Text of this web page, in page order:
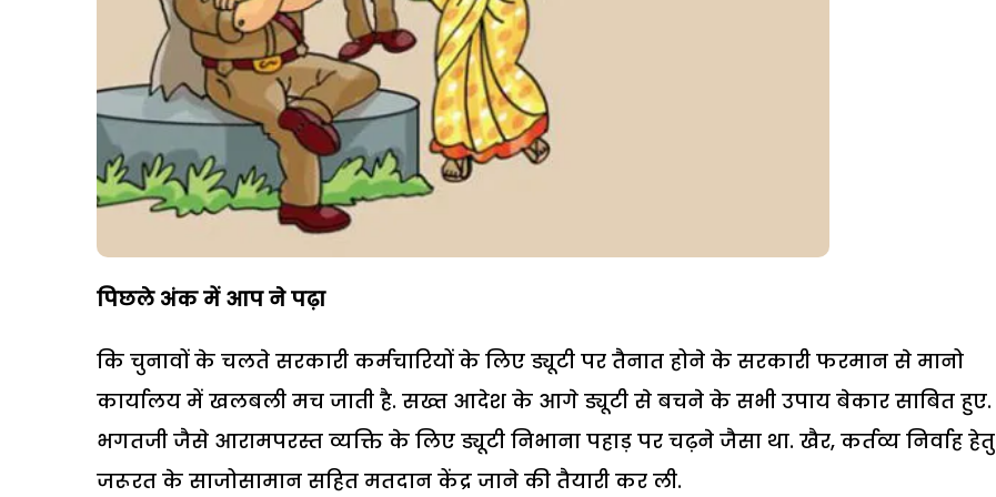
पिछले अंक में आप ने पढ़ा
कि चुनावों के चलते सरकारी कर्मचारियों के लिए ड्यूटी पर तैनात होने के सरकारी फरमान से मानो
कार्यालय में खलबली मच जाती है. सख्त आदेश के आगे ड्यूटी से बचने के सभी उपाय बेकार साबित हुए.
भगतजी जैसे आरामपरस्त व्यक्ति के लिए ड्यूटी निभाना पहाड़ पर चढ़ने जैसा था. खैर, कर्तव्य निर्वाह हेतु
जरूरत के साजोसामान सहित मतदान केंद्र जाने की तैयारी कर ली.